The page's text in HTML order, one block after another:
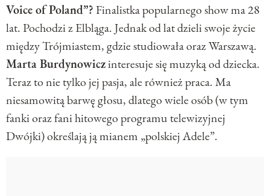
Voice of Poland”? Finalistka popularnego show ma 28
lat. Pochodzi z Elbląga. Jednak od lat dzieli swoje życie
między Trójmiastem, gdzie studiowała oraz Warszawą.
Marta Burdynowiczinteresuje się muzyką od dziecka.
Teraz to nie tylko jej pasja, ale również praca. Ma
niesamowitą barwę głosu, dlatego wiele osób (w tym
fanki oraz fani hitowego programu telewizyjnej
Dwójki) określają ją mianem „polskiej Adele”.